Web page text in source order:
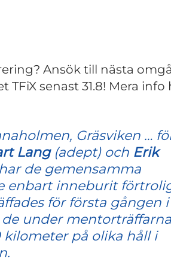
Ansök till nästa
senast 31.8! Mera info
Gräsviken …
Lang(adept) och Erik
de gemensamma
enbart inneburit
för första gången i
under mentorträffarna
på olika håll i